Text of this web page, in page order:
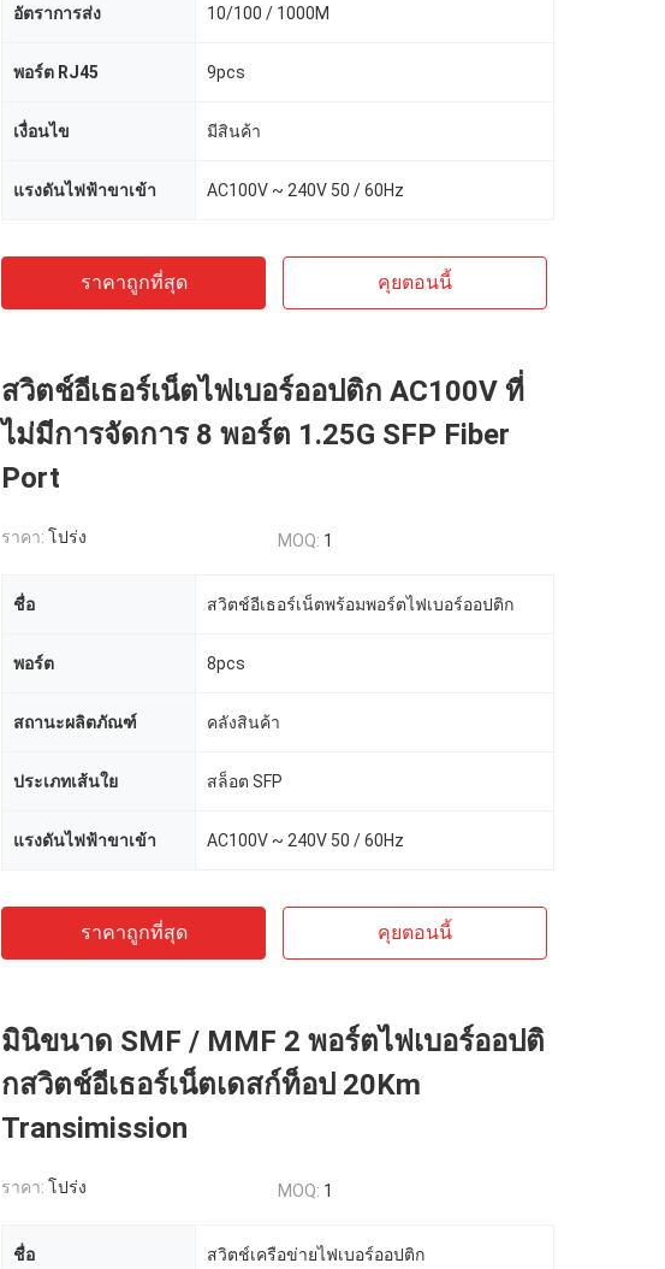
อัตราการส่ง 10/100 / 1000M
พอร์ต RJ45 9pcs
เงื่อนไข มีสินค้า
แรงดันไฟฟ้าขาเข้า AC100V ~ 240V 50 / 60Hz
ราคาถูกที่สุด คุยตอนนี้
สวิตช์อีเธอร์เน็ตไฟเบอร์ออปติก AC100V ที่
ไม่มีการจัดการ 8 พอร์ต 1.25G SFP Fiber
Port
ราคา: โปร่ง MOQ: 1
ชื่อ สวิตช์อีเธอร์เน็ตพร้อมพอร์ตไฟเบอร์ออปติก
พอร์ต 8pcs
สถานะผลิตภัณฑ์ คลังสินค้า
ประเภทเส้นใย สล็อต SFP
แรงดันไฟฟ้าขาเข้า AC100V ~ 240V 50 / 60Hz
ราคาถูกที่สุด คุยตอนนี้
มินิขนาด SMF / MMF 2 พอร์ตไฟเบอร์ออปติ
กสวิตช์อีเธอร์เน็ตเดสก์ท็อป 20Km
Transimission
ราคา: โปร่ง MOQ: 1
ชื่อ สวิตช์เครือข่ายไฟเบอร์ออปติก